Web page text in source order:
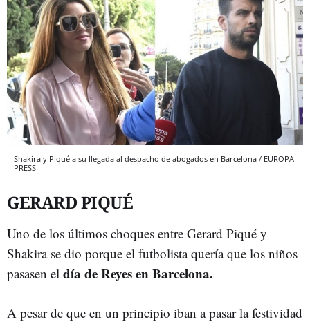
Shakira y Piqué a su llegada al despacho de abogados en Barcelona / EUROPA
PRESS
GERARD PIQUÉ
Uno de los últimos choques entre Gerard Piqué y
Shakira se dio porque el futbolista quería que los niños
pasasen el día de Reyes en Barcelona.
A pesar de que en un principio iban a pasar la festividad